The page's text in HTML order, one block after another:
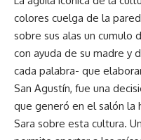
colores cuelga de la
sobre sus alas un cumulo
con ayuda de su madre y
cada palabra- que
San Agustín, fue una
que generó en el salón la
Sara sobre esta cultura.